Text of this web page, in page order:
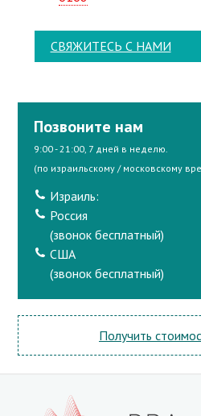
СВЯЖИТЕСЬ С НАМИ
Позвоните нам
9:00 - 21:00, 7 дней в неделю.
(по израильскому / московскому
Израиль:
Россия
(звонок бесплатный)
США
(звонок бесплатный)
Получить